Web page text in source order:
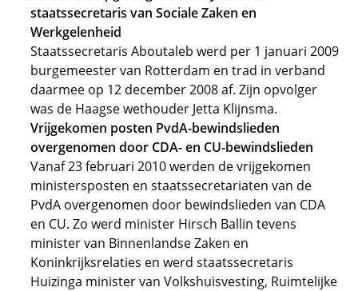
staatssecretaris van Sociale Zaken en
Werkgelenheid
Staatssecretaris Aboutaleb werd per 1 januari 2009
burgemeester van Rotterdam en trad in verband
daarmee op 12 december 2008 af. Zijn opvolger
was de Haagse wethouder Jetta Klijnsma.
Vrijgekomen posten PvdA-bewindslieden
overgenomen door CDA- en CU-bewindslieden
Vanaf 23 februari 2010 werden de vrijgekomen
ministersposten en staatssecretariaten van de
PvdA overgenomen door bewindslieden van CDA
en CU. Zo werd minister Hirsch Ballin tevens
minister van Binnenlandse Zaken en
Koninkrijksrelaties en werd staatssecretaris
Huizinga minister van Volkshuisvesting, Ruimtelijke